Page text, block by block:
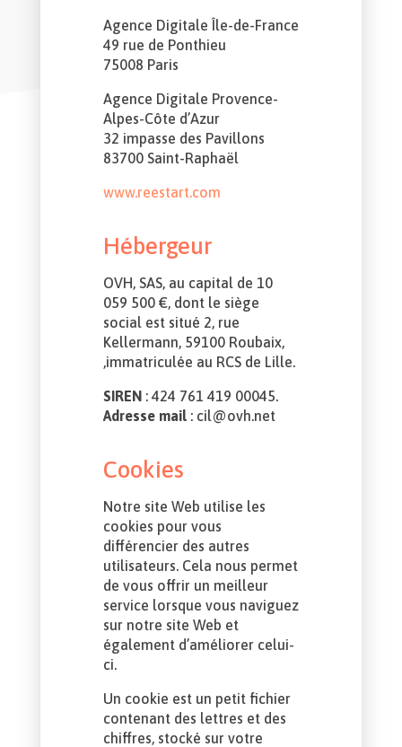
Agence Digitale Île-de-France
49 rue de Ponthieu
75008 Paris
Agence Digitale Provence-
Alpes-Côte d’Azur
32 impasse des Pavillons
83700 Saint-Raphaël
www.reestart.com
Hébergeur
OVH, SAS, au capital de 10
059 500 €, dont le siège
social est situé 2, rue
Kellermann, 59100 Roubaix,
,immatriculée au RCS de Lille.
SIREN: 424 761 419 00045.
Adresse mail: cil@ovh.net
Cookies
Notre site Web utilise les
cookies pour vous
différencier des autres
utilisateurs. Cela nous permet
de vous offrir un meilleur
service lorsque vous naviguez
sur notre site Web et
également d’améliorer celui-
ci.
Un cookie est un petit fichier
contenant des lettres et des
chiffres, stocké sur votre